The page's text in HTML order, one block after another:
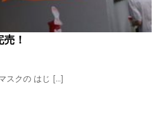
！
スクの はじ […]